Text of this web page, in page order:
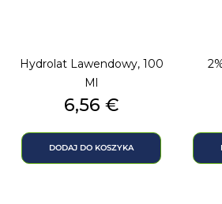
Hydrolat Lawendowy, 100
Ml
Cena
6,56 €
DODAJ DO KOSZYKA